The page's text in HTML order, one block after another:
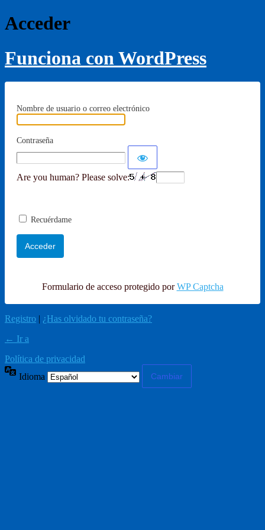
Acceder
Funciona con WordPress
Nombre de usuario o correo electrónico
Contraseña
Are you human? Please solve:
Recuérdame
Formulario de acceso protegido porWP Captcha
Registro | ¿Has olvidado tu contraseña?
← Ir a
Política de privacidad
Idioma